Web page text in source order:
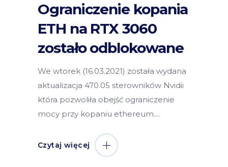
Ograniczenie kopania
ETH na RTX 3060
zostało odblokowane
We wtorek (16.03.2021) została wydana
aktualizacja 470.05 sterowników Nvidii
która pozwoliła obejść ograniczenie
mocy przy kopaniu ethereum.
Czytaj więcej